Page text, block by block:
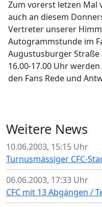
Zum vorerst letzen Mal
auch an diesem
Vertreter unserer
Autogrammstunde im
Augustusburger Straße
16.00-17.00 Uhr
den Fans Rede und
Weitere News
10.06.2003, 15:15 Uhr
Turnusmässiger CFC-
06.06.2003, 17:33 Uhr
CFC mit 13 Abgängen /